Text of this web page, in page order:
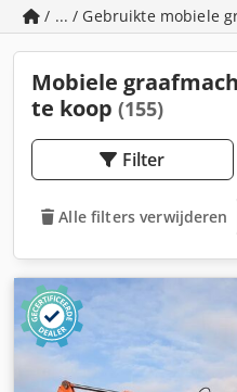
/ ... / Gebruikte mobiele
Mobiele
te koop (155)
Filter
Alle filters verwijderen